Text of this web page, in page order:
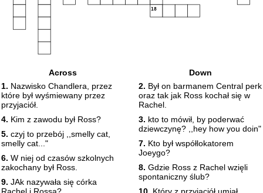
18
Across
1. Nazwisko Chandlera, przez
które był wyśmiewany przez
przyjaciół.
4. Kim z zawodu był Ross?
5. czyj to przebój ,,smelly cat,
smelly cat..."
6. W niej od czasów szkolnych
zakochany był Ross.
9. JAk nazywała się córka
Down
2. Był on barmanem Central perk
oraz tak jak Ross kochał się w
Rachel.
3. kto to mówił, by poderwać
dziewczynę? ,,hey how you doin"
7. Kto był współlokatorem
Joeygo?
8. Gdzie Ross z Rachel wzięli
spontaniczny ślub?